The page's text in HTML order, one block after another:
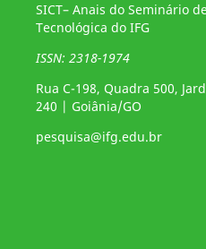
SICT– Anais do Seminário
Tecnológica do IFG
ISSN: 2318-1974
Rua C-198, Quadra 500,
240 | Goiânia/GO
pesquisa@ifg.edu.br